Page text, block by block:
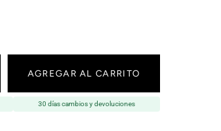
AGREGAR AL CARRITO
30 días cambios y devoluciones